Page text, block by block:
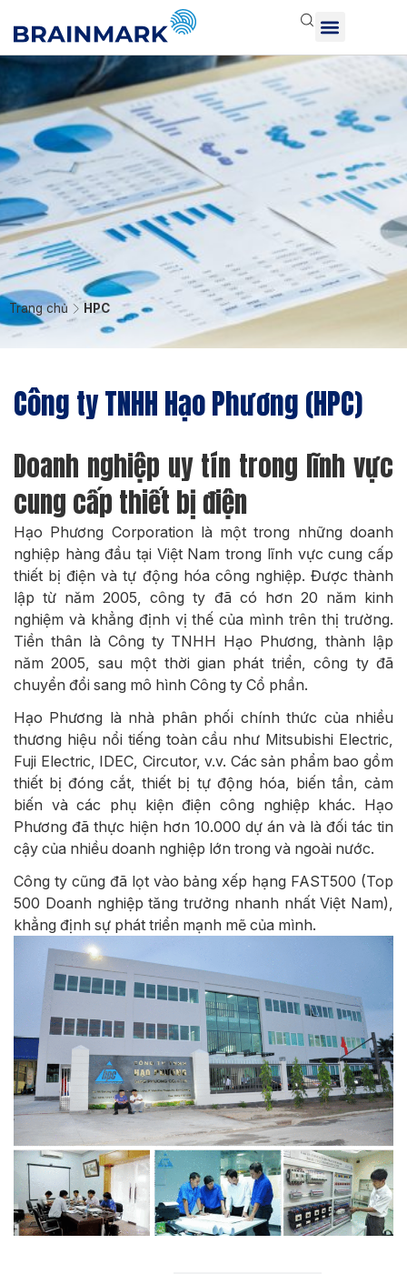
Trang chủ HPC
Công ty TNHH Hạo Phương (HPC)
Doanh nghiệp uy tín trong lĩnh vực
cung cấp thiết bị điện
Hạo Phương Corporation là một trong những doanh
nghiệp hàng đầu tại Việt Nam trong lĩnh vực cung cấp
thiết bị điện và tự động hóa công nghiệp. Được thành
lập từ năm 2005, công ty đã có hơn 20 năm kinh
nghiệm và khẳng định vị thế của mình trên thị trường.
Tiền thân là Công ty TNHH Hạo Phương, thành lập
năm 2005, sau một thời gian phát triển, công ty đã
chuyển đổi sang mô hình Công ty Cổ phần.
Hạo Phương là nhà phân phối chính thức của nhiều
thương hiệu nổi tiếng toàn cầu như Mitsubishi Electric,
Fuji Electric, IDEC, Circutor, v.v. Các sản phẩm bao gồm
thiết bị đóng cắt, thiết bị tự động hóa, biến tần, cảm
biến và các phụ kiện điện công nghiệp khác. Hạo
Phương đã thực hiện hơn 10.000 dự án và là đối tác tin
cậy của nhiều doanh nghiệp lớn trong và ngoài nước.
Công ty cũng đã lọt vào bảng xếp hạng FAST500 (Top
500 Doanh nghiệp tăng trưởng nhanh nhất Việt Nam),
khẳng định sự phát triển mạnh mẽ của mình.